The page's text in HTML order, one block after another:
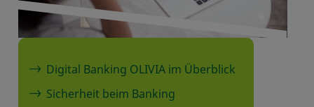
Digital Banking OLIVIA im Überblick
Sicherheit beim Banking